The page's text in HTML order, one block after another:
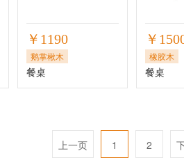
￥1190
鹅掌楸木
餐桌
￥
橡胶木
餐桌
上一页 1 2